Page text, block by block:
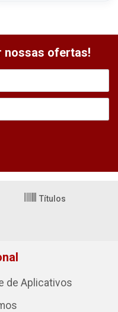
nossas ofertas!
Títulos
de Aplicativos